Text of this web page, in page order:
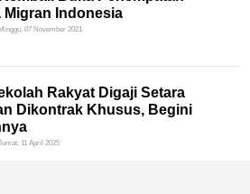
Migran Indonesia
07 November 2021
Rakyat Digaji Setara
Dikontrak Khusus, Begini
11 April 2025